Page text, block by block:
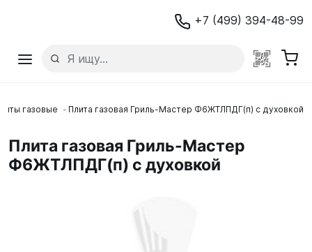
+7 (499) 394-48-99
газовые Плита газовая Гриль-Мастер Ф6ЖТЛПДГ(п) с духовкой
Плита газовая Гриль-Мастер
Ф6ЖТЛПДГ(п) с духовкой